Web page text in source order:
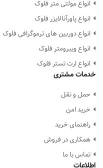
انواع مولتی متر فلوک
انواع پاورآنالایزر فلوک
انواع دوربین های ترموگرافی فلوک
انواع ویبرومتر فلوک
انواع ارت تستر فلوک
خدمات مشتری
حمل و نقل
خرید امن
راهنمای خرید
همکاری در فروش
تماس با ما
اطلاعات